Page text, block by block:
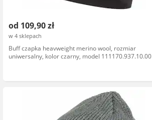
od 109,90 zł
w 4 sklepach
Buff czapka heavweight merino wool, rozmiar
uniwersalny, kolor czarny, model 111170.937.10.00